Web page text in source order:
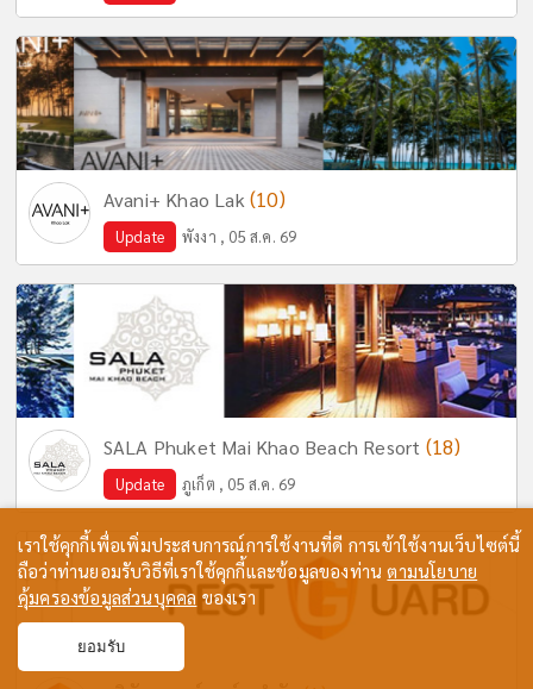
Avani+ Khao Lak (10)
Update พังงา , 05 ส.ค. 69
SALA Phuket Mai Khao Beach Resort (18)
Update ภูเก็ต , 05 ส.ค. 69
เราใช้คุกกี้เพื่อเพิ่มประสบการณ์การใช้งานที่ดี การเข้าใช้งานเว็บไซต์นี้
ถือว่าท่านยอมรับวิธีที่เราใช้คุกกี้และข้อมูลของท่านตามนโยบาย
คุ้มครองข้อมูลส่วนบุคคล ของเรา
ยอมรับ